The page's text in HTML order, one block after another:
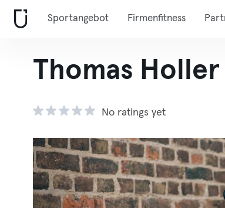
Sportangebot Firmenfitness
Thomas Holler
No ratings yet